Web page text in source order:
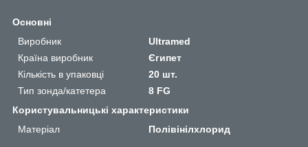
Основні
Виробник
Ultramed
Країна виробник
Єгипет
Кількість в упаковці
20 шт.
Тип зонда/катетера
8 FG
Користувальницькі характеристики
Матеріал
Полівінілхлорид